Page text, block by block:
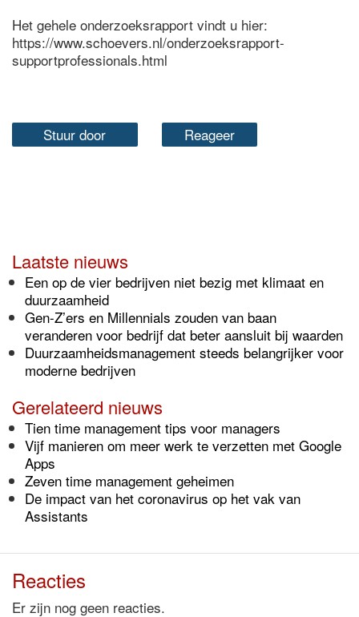
Het gehele onderzoeksrapport vindt u hier:
https://www.schoevers.nl/onderzoeksrapport-
supportprofessionals.html
Stuur door Reageer
Laatste nieuws
Een op de vier bedrijven niet bezig met klimaat en
duurzaamheid
Gen-Z’ers en Millennials zouden van baan
veranderen voor bedrijf dat beter aansluit bij waarden
Duurzaamheidsmanagement steeds belangrijker voor
moderne bedrijven
Gerelateerd nieuws
Tien time management tips voor managers
Vijf manieren om meer werk te verzetten met Google
Apps
Zeven time management geheimen
De impact van het coronavirus op het vak van
Assistants
Reacties
Er zijn nog geen reacties.